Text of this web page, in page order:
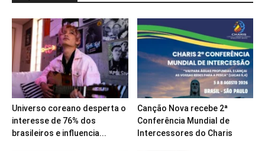
Universo coreano desperta o
interesse de 76% dos
brasileiros e influencia...
Canção Nova recebe 2ª
Conferência Mundial de
Intercessores do Charis